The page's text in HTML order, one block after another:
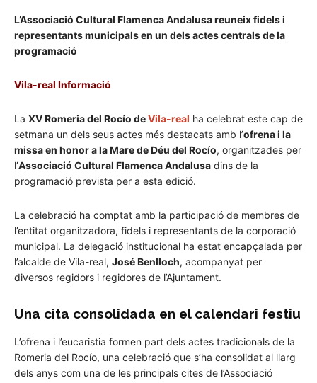
L’Associació Cultural Flamenca Andalusa reuneix fidels i
representants municipals en un dels actes centrals de la
programació
Vila-real Informació
La XV Romeria del Rocío deVila-real ha celebrat este cap de
setmana un dels seus actes més destacats amb l’ofrena i la
missa en honor a la Mare de Déu del Rocío, organitzades per
l’Associació Cultural Flamenca Andalusa dins de la
programació prevista per a esta edició.
La celebració ha comptat amb la participació de membres de
l’entitat organitzadora, fidels i representants de la corporació
municipal. La delegació institucional ha estat encapçalada per
l’alcalde de Vila-real, José Benlloch, acompanyat per
diversos regidors i regidores de l’Ajuntament.
Una cita consolidada en el calendari festiu
L’ofrena i l’eucaristia formen part dels actes tradicionals de la
Romeria del Rocío, una celebració que s’ha consolidat al llarg
dels anys com una de les principals cites de l’Associació